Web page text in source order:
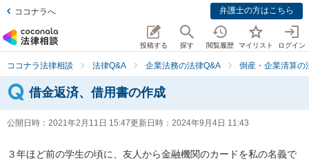
ココナラへ 弁護士の方はこちら
投稿する 探す 閲覧履歴 マイリスト ログイン
ココナラ法律相談 法律Q&A 企業法務の法律Q&A 倒産・企業清算の
借金返済、借用書の作成
公開日時： 2021年2月11日 15:47更新日時： 2024年9月4日 11:43
３年ほど前の学生の頃に、友人から金融機関のカードを私の名義で